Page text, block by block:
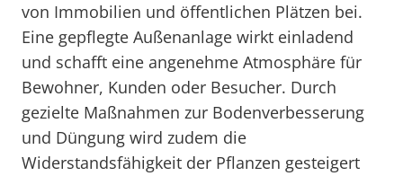
von Immobilien und öffentlichen Plätzen bei.
Eine gepflegte Außenanlage wirkt einladend
und schafft eine angenehme Atmosphäre für
Bewohner, Kunden oder Besucher. Durch
gezielte Maßnahmen zur Bodenverbesserung
und Düngung wird zudem die
Widerstandsfähigkeit der Pflanzen gesteigert